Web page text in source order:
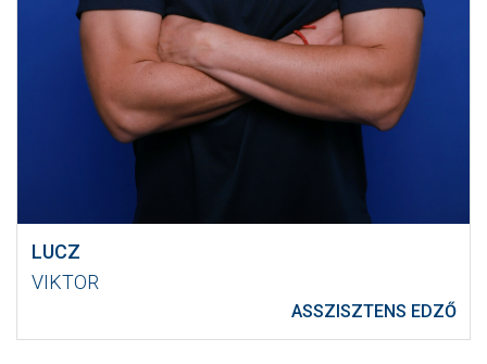
LUCZ
VIKTOR
ASSZISZTENS EDZŐ